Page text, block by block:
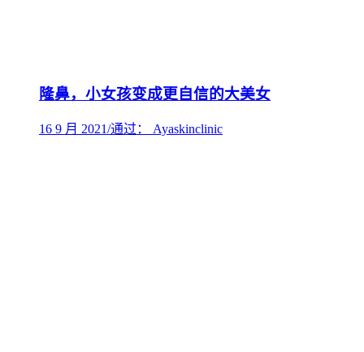
隆鼻，小女孩变成更自信的大美女
16 9 月 2021/通过： Ayaskinclinic